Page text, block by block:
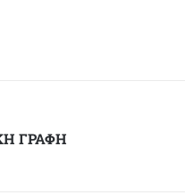
ΓΡΑΦΗ